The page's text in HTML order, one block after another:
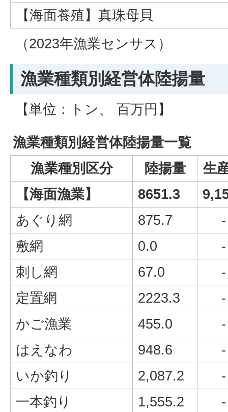
【海面養殖】真珠母貝
（2023年漁業センサス）
漁業種類別経営体陸揚量
【単位：トン、 百万円】
漁業種類別経営体陸揚量一覧
漁業種別区分
陸揚量
生
【海面漁業】
8651.3
あぐり網
875.7
-
敷網
0.0
-
刺し網
67.0
-
定置網
2223.3
-
かご漁業
455.0
-
はえなわ
948.6
-
いか釣り
2,087.2
-
一本釣り
1,555.2
-